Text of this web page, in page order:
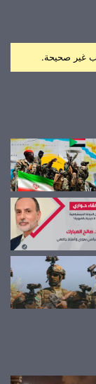
غير صحيحة.